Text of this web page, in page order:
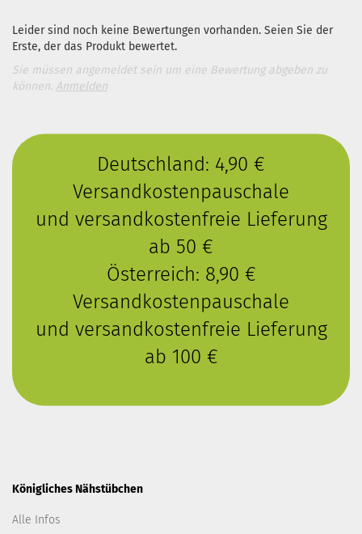
Leider sind noch keine Bewertungen vorhanden. Seien Sie der
Erste, der das Produkt bewertet.
Sie müssen angemeldet sein um eine Bewertung abgeben zu
können. Anmelden
Deutschland: 4,90 €
Versandkostenpauschale
und versandkostenfreie Lieferung
ab 50 €
Österreich: 8,90 €
Versandkostenpauschale
und versandkostenfreie Lieferung
ab 100 €
Königliches Nähstübchen
Alle Infos